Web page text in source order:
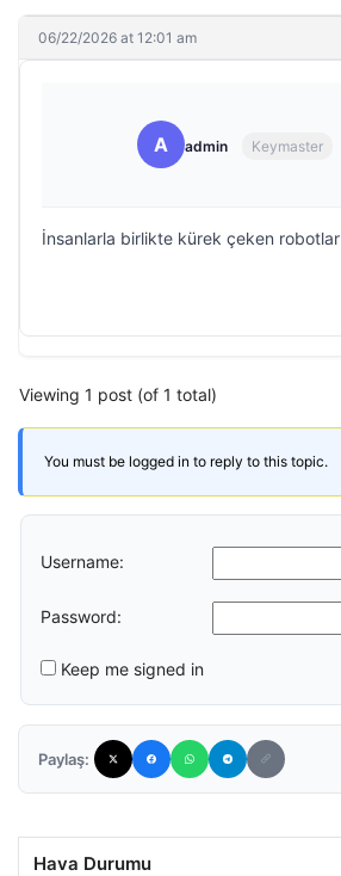
06/22/2026 at 12:01 am
A admin Keymaster
İnsanlarla birlikte kürek çeken robotlar
Viewing 1 post (of 1 total)
You must be logged in to reply to this topic.
Username:
Password:
Keep me signed in
Paylaş:
Hava Durumu